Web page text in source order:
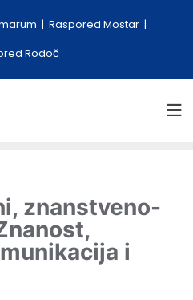
Raspored Mostar
Rodoč
znanstveno-
i